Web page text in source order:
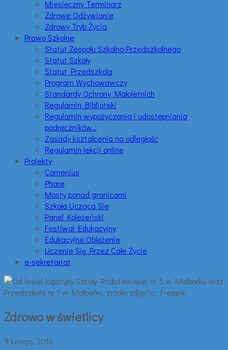
Miesięczny Terminarz
Zdrowe Odżywianie
Zdrowy Tryb Życia
Prawo Szkolne
Statut Zespołu Szkolno-Przedszkolnego
Statut Szkoły
Statut Przedszkola
Program Wychowawczy
Standardy Ochrony Małoletnich
Regulamin Biblioteki
Regulamin wypożyczania i udostępniania
podręczników…
Zasady kształcenia na odległość
Regulamin lekcji online
Projekty
Comenius
Phare
Mosty ponad granicami
Szkoła Ucząca Się
Panel Koleżeński
Festiwal Edukacyjny
Edukacyjne Oblężenie
Uczenie Się Przez Całe Życie
e-sekretariat
Zdrowo w świetlicy
9 lutego, 2016